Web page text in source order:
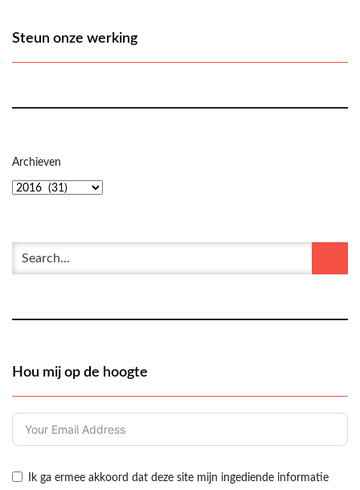
Steun onze werking
Archieven
Hou mij op de hoogte
Ik ga ermee akkoord dat deze site mijn ingediende informatie